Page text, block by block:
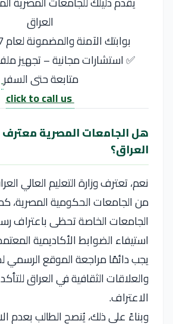
العراق
بوابتك الآمنة والمضمونة لعام 2027–2026
✅ استشارات مجانية – تجهيز
متابعة حتى السفر
click to call us
هل الجامعات المصرية
العراق؟
نعم، تعترف وزارة التعليم العالي
من الجامعات الحكومية المصرية،
الجامعات الخاصة تحظى باعتراف
استيفاء الضوابط الأكاديمية
يجب دائمًا مراجعة الموقع الرسمي
والعلاقات الثقافية في العراق
الاعتراف.
وبناءً على ذلك، يُنصح الطالب بعدم